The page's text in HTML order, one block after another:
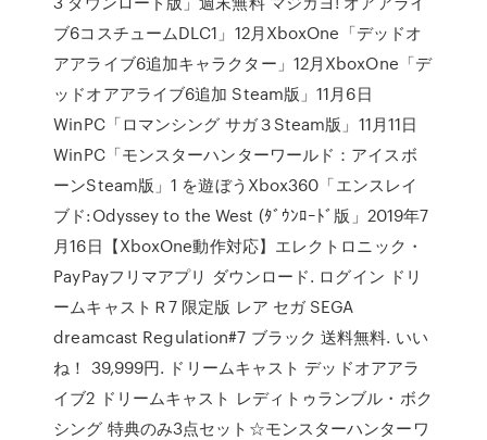
ブ6コスチュームDLC1」12月XboxOne「デッドオ
アアライブ6追加キャラクター」12月XboxOne「デ
ッドオアアライブ6追加 Steam版」11月6日
WinPC「ロマンシング サガ３Steam版」11月11日
WinPC「モンスターハンターワールド：アイスボ
ーンSteam版」1 を遊ぼうXbox360「エンスレイ
ブド:Odyssey to the West (ﾀﾞｳﾝﾛｰﾄﾞ版」2019年7
月16日【XboxOne動作対応】エレクトロニック・
PayPayフリマアプリ ダウンロード. ログイン ドリ
ームキャストＲ7 限定版 レア セガ SEGA
dreamcast Regulation#7 ブラック 送料無料. いい
ね！ 39,999円. ドリームキャスト デッドオアアラ
イブ2 ドリームキャスト レディトゥランブル・ボク
シング 特典のみ3点セット☆モンスターハンターワ